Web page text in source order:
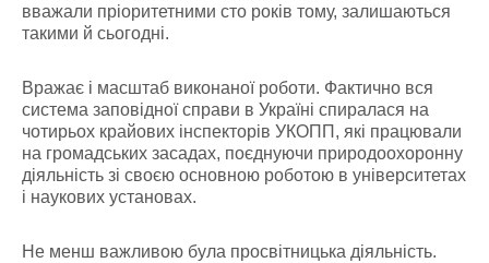
вважали пріоритетними сто років тому, залишаються
такими й сьогодні.
Вражає і масштаб виконаної роботи. Фактично вся
система заповідної справи в Україні спиралася на
чотирьох крайових інспекторів УКОПП, які працювали
на громадських засадах, поєднуючи природоохоронну
діяльність зі своєю основною роботою в університетах
і наукових установах.
Не менш важливою була просвітницька діяльність.